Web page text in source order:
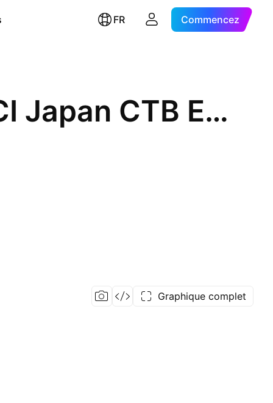
FR Commencez
iShares IV PLC - iShares MSCI Japan CTB Enhanced ESG UCITS ETF Accum Shs Unhedged USD
Graphique complet